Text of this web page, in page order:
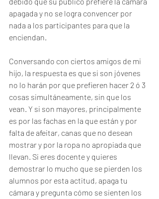
apagada y no se logra convencer por
nada a los participantes para que la
enciendan.
Conversando con ciertos amigos de mi
hijo, la respuesta es que si son jóvenes
no lo harán por que prefieren hacer 2 ó 3
cosas simultáneamente, sin que los
vean. Y si son mayores, principalmente
es por las fachas en la que están y por
falta de afeitar, canas que no desean
mostrar y por la ropa no apropiada que
llevan. Si eres docente y quieres
demostrar lo mucho que se pierden los
alumnos por esta actitud, apaga tu
cámara y pregunta cómo se sienten los